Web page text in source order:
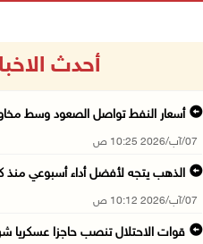
أحدث
أسعار النفط تواصل الصعود وسط
07/آب/2026 10:25 ص
الذهب يتجه لأفضل أداء أسبوعي منذ
07/آب/2026 10:12 ص
قوات الاحتلال تنصب حاجزا عسكريا